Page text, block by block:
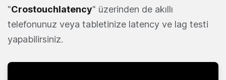
"Crostouchlatency" üzerinden de akıllı
telefonunuz veya tabletinize latency ve lag testi
yapabilirsiniz.